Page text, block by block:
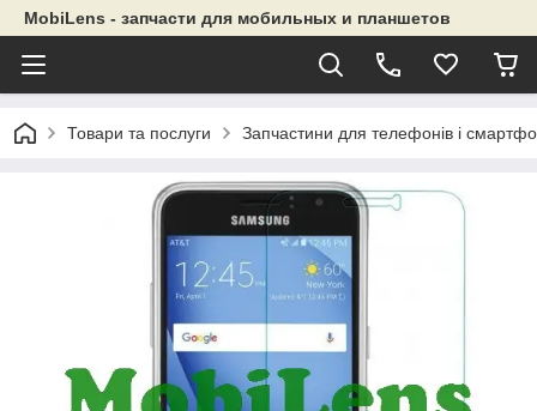
MobiLens - запчасти для мобильных и планшетов
Товари та послуги Запчастини для телефонів і